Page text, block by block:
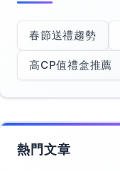
春節送禮趨勢
高CP值禮盒推薦
熱門文章